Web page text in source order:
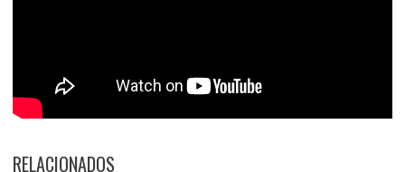
RELACIONADOS